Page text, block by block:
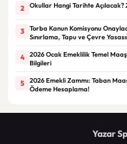
2 Okullar Hangi Tarihte Açılacak?
3
Torba Kanun Komisyonu
Sınırlama, Tapu ve Çevre
4
2026 Ocak Emeklilik Temel
Bilgileri
5
2026 Emekli Zammı: Taban
Ödeme Hesaplama!
Yazar